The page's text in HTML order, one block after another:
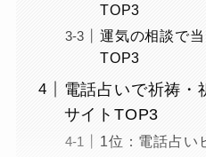
TOP3
運気の相談で
TOP3
電話占いで祈祷・
サイトTOP3
1位：電話占い